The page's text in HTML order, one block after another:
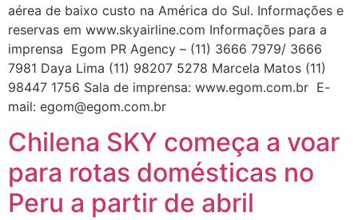
aérea de baixo custo na América do Sul. Informações e
reservas em www.skyairline.com Informações para a
imprensa Egom PR Agency – (11) 3666 7979/ 3666
7981 Daya Lima (11) 98207 5278 Marcela Matos (11)
98447 1756 Sala de imprensa: www.egom.com.br E-
mail: egom@egom.com.br
Chilena SKY começa a voar
para rotas domésticas no
Peru a partir de abril